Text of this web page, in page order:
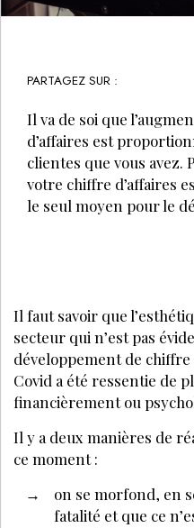
PARTAGEZ SUR :
Il va de soi que
d’affaires est
clientes que vous avez.
votre chiffre d’affaires
le seul moyen pour le
Il faut savoir que
secteur qui n’est pas
développement de chiffre
Covid a été ressentie de
financièrement ou
Il y a deux manières de
ce moment :
on se morfond, en
fatalité et que ce